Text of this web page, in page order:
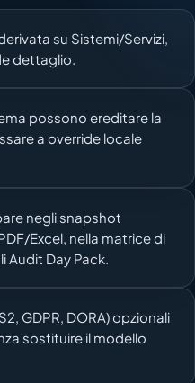
su Sistemi/Servizi,
dettaglio.
possono ereditare la
a override locale
negli snapshot
Excel, nella matrice di
Audit Day Pack.
GDPR, DORA) opzionali
sostituire il modello